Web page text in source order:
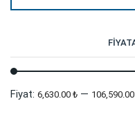
Fiyat: 6,630.00 ₺ —